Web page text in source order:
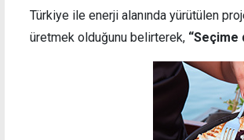
Türkiye ile enerji alanında yürütülen
üretmek olduğunu belirterek, “Seçime